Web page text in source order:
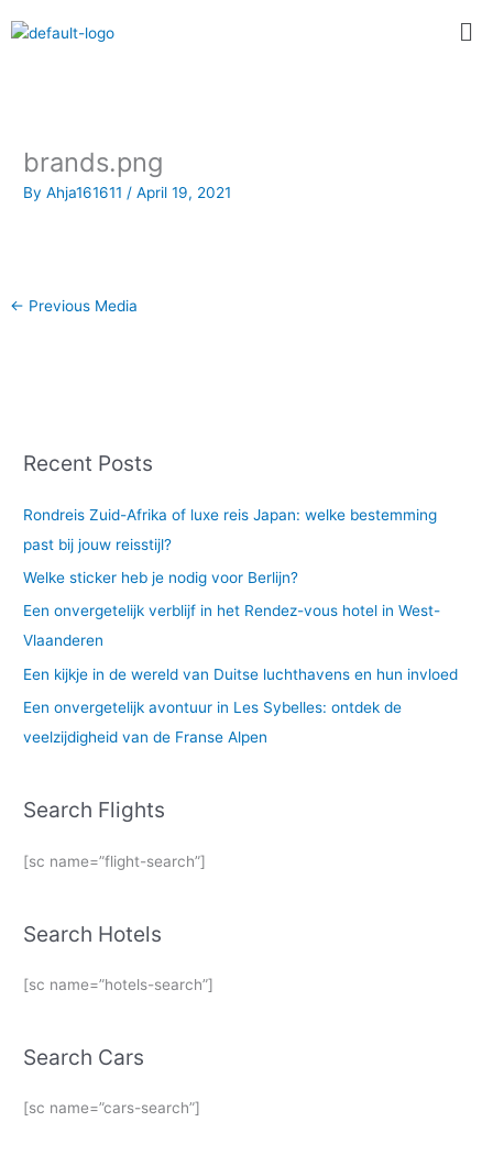
to
brands.png
ByAhja161611/April 19, 2021
← Previous Media
Recent Posts
Rondreis Zuid-Afrika of luxe reis Japan: welke bestemming
past bij jouw reisstijl?
Welke sticker heb je nodig voor Berlijn?
Een onvergetelijk verblijf in het Rendez-vous hotel in West-
Vlaanderen
Een kijkje in de wereld van Duitse luchthavens en hun invloed
Een onvergetelijk avontuur in Les Sybelles: ontdek de
veelzijdigheid van de Franse Alpen
Search Flights
[sc name=”flight-search”]
Search Hotels
[sc name=”hotels-search”]
Search Cars
[sc name=”cars-search”]